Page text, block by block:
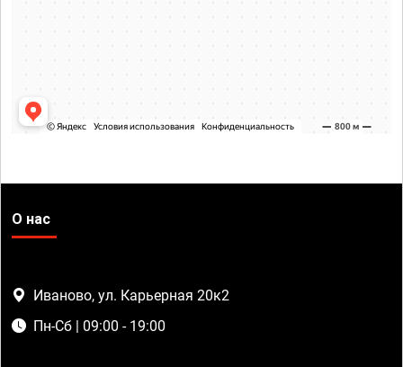
О нас
Иваново, ул. Карьерная 20к2
Пн-Сб | 09:00 - 19:00